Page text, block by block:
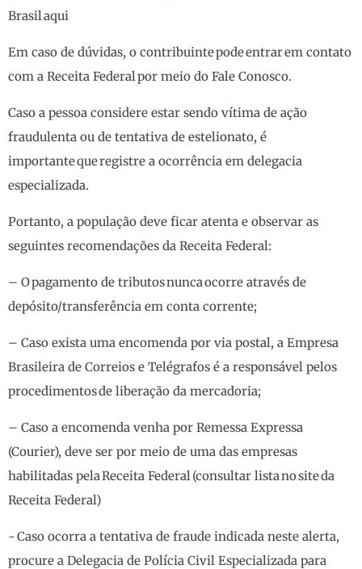
Brasil aqui
Em caso de dúvidas, o contribuinte pode entrar em contato
com a Receita Federal por meio do Fale Conosco.
Caso a pessoa considere estar sendo vítima de ação
fraudulenta ou de tentativa de estelionato, é
importante que registre a ocorrência em delegacia
especializada.
Portanto, a população deve ficar atenta e observar as
seguintes recomendações da Receita Federal:
– O pagamento de tributos nunca ocorre através de
depósito/transferência em conta corrente;
– Caso exista uma encomenda por via postal, a Empresa
Brasileira de Correios e Telégrafos é a responsável pelos
procedimentos de liberação da mercadoria;
– Caso a encomenda venha por Remessa Expressa
(Courier), deve ser por meio de uma das empresas
habilitadas pela Receita Federal (consultar lista no site da
Receita Federal)
- Caso ocorra a tentativa de fraude indicada neste alerta,
procure a Delegacia de Polícia Civil Especializada para